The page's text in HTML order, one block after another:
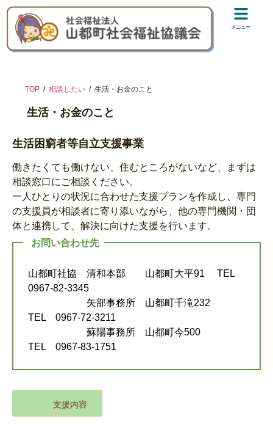
メニュー
TOP 相談したい 生活・お金のこと
生活・お金のこと
生活困窮者等自立支援事業
働きたくても働けない、住むところがないなど、まずは
相談窓口にご相談ください。
一人ひとりの状況に合わせた支援プランを作成し、専門
の支援員が相談者に寄り添いながら、他の専門機関・団
体と連携して、解決に向けた支援を行います。
お問い合わせ先
山都町社協 清和本部 山都町大平91 TEL
0967-82-3345
矢部事務所 山都町千滝232
TEL 0967-72-3211
蘇陽事務所 山都町今500
TEL 0967-83-1751
支援内容